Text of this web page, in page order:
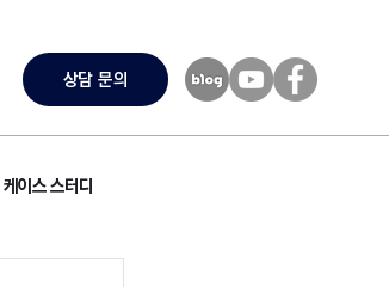
상담 문의
케이스 스터디